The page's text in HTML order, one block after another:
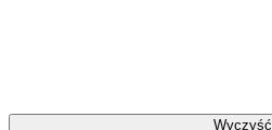
Wyczyść